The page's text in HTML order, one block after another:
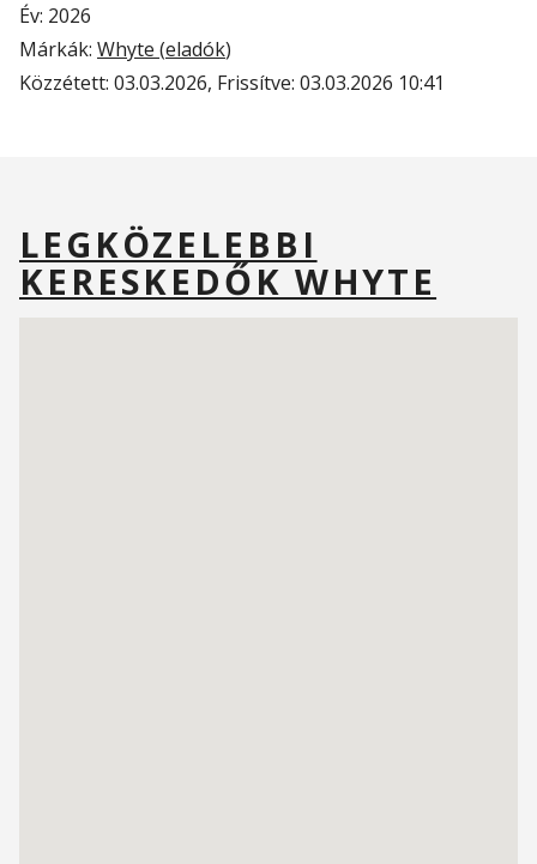
Év: 2026
Márkák: Whyte (eladók)
Közzétett: 03.03.2026, Frissítve: 03.03.2026 10:41
LEGKÖZELEBBI
KERESKEDŐK WHYTE